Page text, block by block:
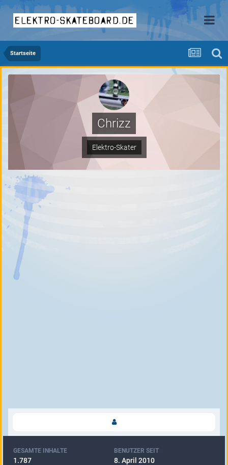
elektro-skateboard.de
Startseite
Chrizz
Elektro-Skater
GESAMTE INHALTE
1.787
BENUTZER SEIT
8. April 2010